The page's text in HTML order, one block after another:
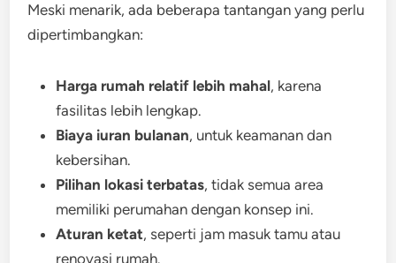
Meski menarik, ada beberapa tantangan yang perlu
dipertimbangkan:
Harga rumah relatif lebih mahal, karena
fasilitas lebih lengkap.
Biaya iuran bulanan, untuk keamanan dan
kebersihan.
Pilihan lokasi terbatas, tidak semua area
memiliki perumahan dengan konsep ini.
Aturan ketat, seperti jam masuk tamu atau
renovasi rumah.